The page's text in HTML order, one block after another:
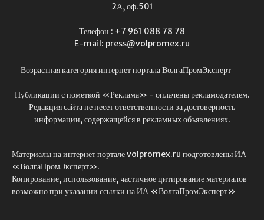
2А, оф.501
Телефон : +7 961 088 78 78
E-mail: press@volpromex.ru
Возрастная категория интернет портала ВолгаПромЭксперт
Публикации с пометкой «Реклама» - оплачены рекламодателем.
Редакция сайта не несет ответственности за достоверность
информации, содержащейся в рекламных объявлениях.
Материалы на интернет портале volpromex.ru подготовлены ИА
«ВолгаПромЭксперт».
Копирование, использование, частичное цитирование материалов
возможно при указании ссылки на ИА «ВолгаПромЭксперт»